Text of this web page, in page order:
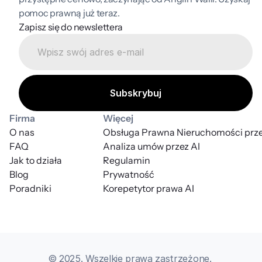
pomoc prawną już teraz.
Zapisz się do newslettera
Firma
O nas
FAQ
Jak to działa
Blog
Poradniki
Więcej
Regulamin
Analiza umów przez AI
Korepetytor prawa AI
Prywatność
Obsługa Prawna Nieruchomości
© 2025. Wszelkie prawa zastrzeżone.